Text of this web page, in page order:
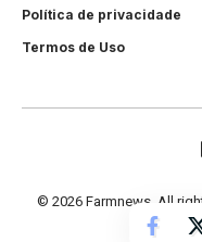
Política de privacidade
Termos de Uso
© 2026 Farmnews. All